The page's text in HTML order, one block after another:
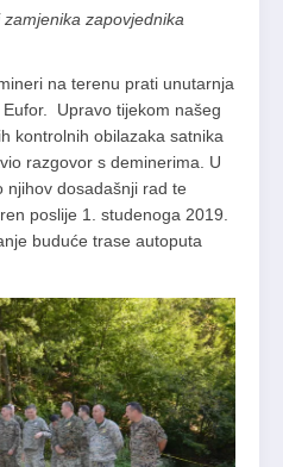
zapovjednika
na terenu prati unutarnja
Upravo tijekom našeg
kontrolnih obilazaka satnika
razgovor s deminerima. U
njihov dosadašnji rad te
poslije 1. studenoga 2019.
buduće trase autoputa